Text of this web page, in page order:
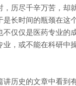
历尽千辛万苦，却
长时间的瓶颈在这
仅仅是医药专业的
，或不能在科研中
历史的文章中看到